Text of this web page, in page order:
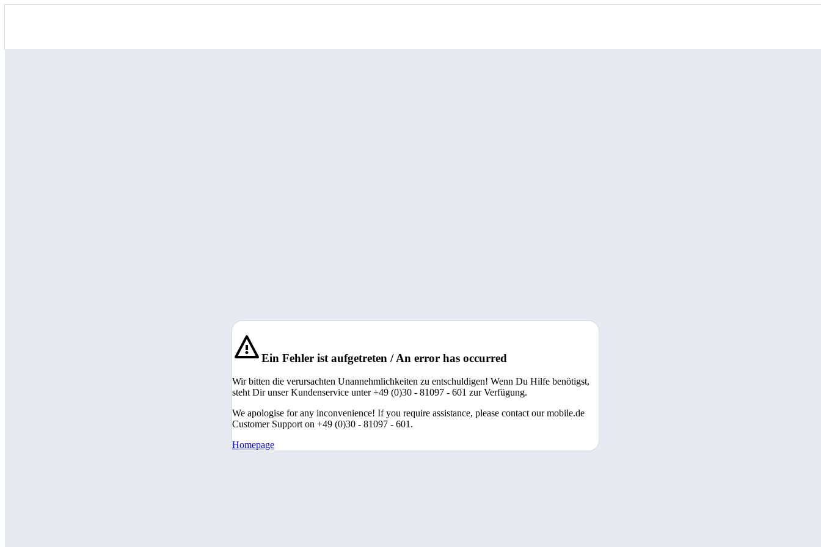
Ein Fehler ist aufgetreten / An error has occurred
Wir bitten die verursachten Unannehmlichkeiten zu entschuldigen! Wenn Du Hilfe benötigst,
steht Dir unser Kundenservice unter +49 (0)30 - 81097 - 601 zur Verfügung.
We apologise for any inconvenience! If you require assistance, please contact our mobile.de
Customer Support on +49 (0)30 - 81097 - 601.
Homepage